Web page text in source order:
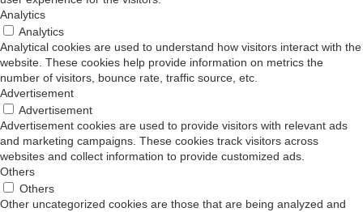
Analytics
Analytics
Analytical cookies are used to understand how visitors interact with the
website. These cookies help provide information on metrics the
number of visitors, bounce rate, traffic source, etc.
Advertisement
Advertisement
Advertisement cookies are used to provide visitors with relevant ads
and marketing campaigns. These cookies track visitors across
websites and collect information to provide customized ads.
Others
Others
Other uncategorized cookies are those that are being analyzed and